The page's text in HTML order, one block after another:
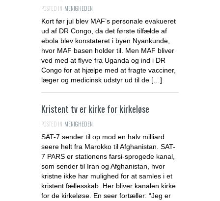
POSTED IN:MENIGHEDEN
Kort før jul blev MAF’s personale evakueret
ud af DR Congo, da det første tilfælde af
ebola blev konstateret i byen Nyankunde,
hvor MAF basen holder til. Men MAF bliver
ved med at flyve fra Uganda og ind i DR
Congo for at hjælpe med at fragte vacciner,
læger og medicinsk udstyr ud til de […]
Kristent tv er kirke for kirkeløse
POSTED IN:MENIGHEDEN
SAT-7 sender til op mod en halv milliard
seere helt fra Marokko til Afghanistan. SAT-
7 PARS er stationens farsi-sprogede kanal,
som sender til Iran og Afghanistan, hvor
kristne ikke har mulighed for at samles i et
kristent fællesskab. Her bliver kanalen kirke
for de kirkeløse. En seer fortæller: “Jeg er